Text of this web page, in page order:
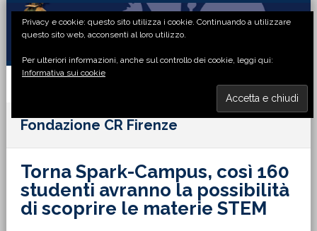
Passa
primaria
Passa
principale
Passa
laterale
Passa
di
Fondazione CR Firenze
Torna Spark-Campus, così 160
studenti avranno la possibilità
di scoprire le materie STEM
Privacy e cookie: questo sito utilizza i cookie. Continuando a utilizzare
questo sito web, acconsenti al loro utilizzo.
Per ulteriori informazioni, anche sul controllo dei cookie, leggi qui:
Informativa sui cookie